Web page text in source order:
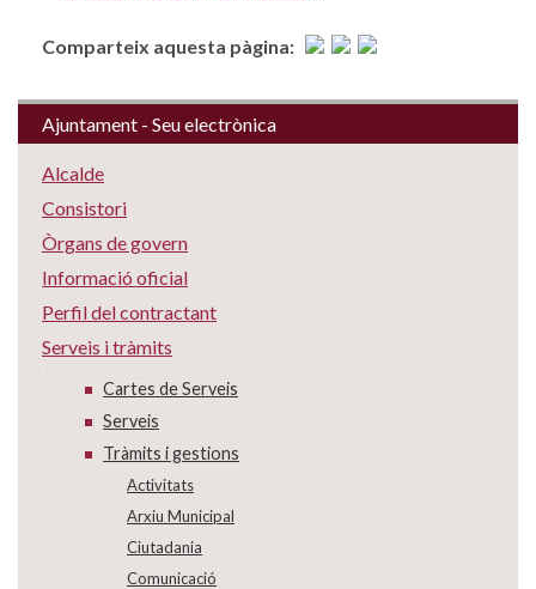
Comparteix aquesta pàgina:
Ajuntament - Seu electrònica
Alcalde
Consistori
Òrgans de govern
Informació oficial
Perfil del contractant
Serveis i tràmits
Cartes de Serveis
Serveis
Tràmits i gestions
Activitats
Arxiu Municipal
Ciutadania
Comunicació